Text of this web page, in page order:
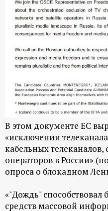
В этом документе ЕС
«исключении
кабельных
операторов в России»
опроса о блокадном
«"Дождь"
средств массовой